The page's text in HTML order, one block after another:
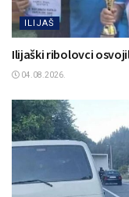
ILIJAŠ
Ilijaški ribolovci
04.08.2026.